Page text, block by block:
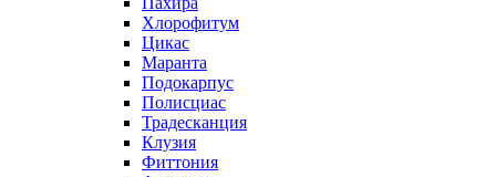
Хлорофитум
Цикас
Маранта
Подокарпус
Полисциас
Традесканция
Клузия
Фиттония